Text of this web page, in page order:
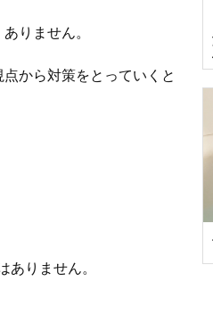
りません。
から対策をとっていくと
りません。